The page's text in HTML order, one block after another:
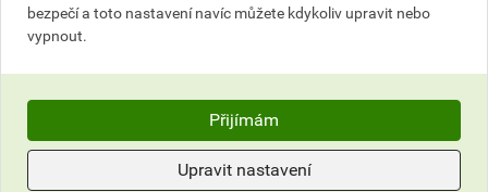
2,78Kč
cena za ks s DPH
277,70Kč
cena za bal. s DPH
Vyberte si prodejnu
Skladem v (89) prodejnách
2,78Kč
277,70Kč
cena za bal. s DPH
Vyberte si prodejnu
bezpečí a toto nastavení navíc můžete kdykoliv upravit nebo
vypnout.
Přijímám
Upravit nastavení